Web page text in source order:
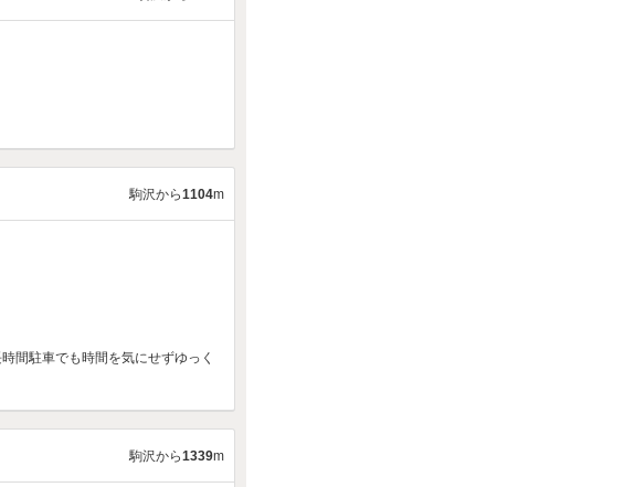
駒沢から1104m
間駐車でも時間を気にせずゆっく
駒沢から1339m